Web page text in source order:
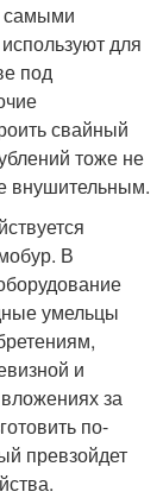
самыми
для
под
свайный
тоже не
внушительным.
В
умельцы
и
за
по-
превзойдет